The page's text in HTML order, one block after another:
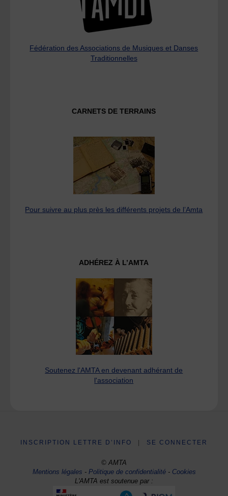
Fédération des Associations de Musiques et Danses
Traditionnelles
CARNETS DE TERRAINS
Pour suivre au plus près les différents projets de l’Amta
ADHÉREZ À L’AMTA
Soutenez l'AMTA en devenant adhérant de
l'association
INSCRIPTION LETTRE D’INFO SE CONNECTER
© AMTA
Mentions légales -Politique de confidentialité- Cookies
L'AMTA est soutenue par :